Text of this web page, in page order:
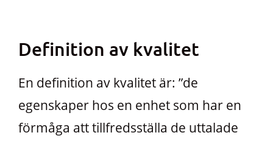
Definition av kvalitet
En definition av kvalitet är: ”de
egenskaper hos en enhet som har en
förmåga att tillfredsställa de uttalade